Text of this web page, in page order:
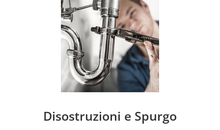
Disostruzioni e Spurgo